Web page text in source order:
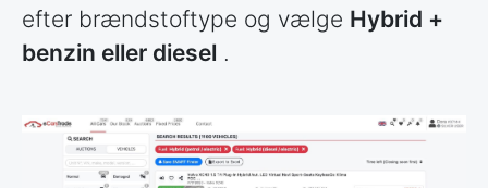
efter brændstoftype og vælge Hybrid +
benzin eller diesel .